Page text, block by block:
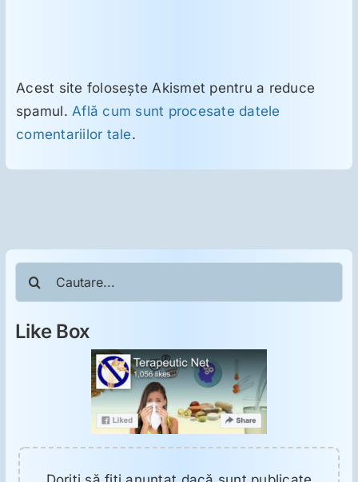
Acest site folosește Akismet pentru a reduce
spamul. Află cum sunt procesate datele
comentariilor tale.
Like Box